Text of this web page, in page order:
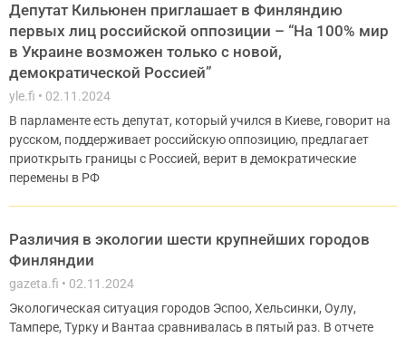
Депутат Кильюнен приглашает в Финляндию
первых лиц российской оппозиции – “На 100% мир
в Украине возможен только с новой,
демократической Россией”
yle.fi
02.11.2024
В парламенте есть депутат, который учился в Киеве, говорит на
русском, поддерживает российскую оппозицию, предлагает
приоткрыть границы с Россией, верит в демократические
перемены в РФ
Различия в экологии шести крупнейших городов
Финляндии
gazeta.fi
02.11.2024
Экологическая ситуация городов Эспоо, Хельсинки, Оулу,
Тампере, Турку и Вантаа сравнивалась в пятый раз. В отчете